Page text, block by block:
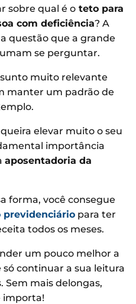
sobre qual é o teto para
com deficiência? A
questão que a grande
se perguntar.
muito relevante
manter um padrão de
elevar muito o seu
importância
aposentadoria da
forma, você consegue
previdenciário para ter
todos os meses.
um pouco melhor a
só continuar a sua leitura
Sem mais delongas,
importa!